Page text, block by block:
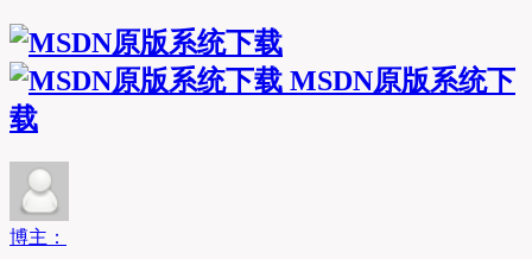
MSDN原版系统下
载
博主：